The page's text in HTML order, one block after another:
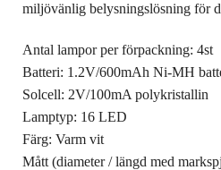
miljövänlig belysningslösning för
Antal lampor per förpackning: 4st
Batteri: 1.2V/600mAh Ni-MH
Solcell: 2V/100mA polykristallin
Lamptyp: 16 LED
Färg: Varm vit
Mått (diameter / längd med